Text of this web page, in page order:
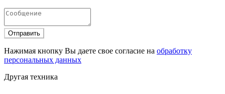
Отправить
Нажимая кнопку Вы даете свое согласие на обработку
персональных данных
Другая техника